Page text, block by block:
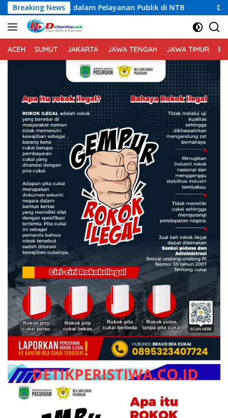
Langsung
ke
konten
Breaking News
Pelayanan Publik di NTB Dugaan Permasalahan
ACEH SUMUT JAKARTA JAWA TENGAH JAWA TIMUR